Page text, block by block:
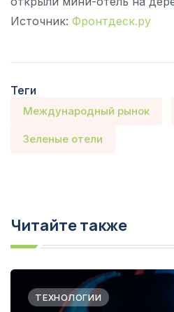
Источник: Фронтдеск.ру
Теги
Международный рынок
Зеленые отели
Читайте также
ТЕХНОЛОГИИ